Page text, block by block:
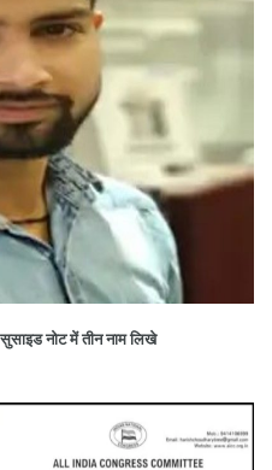
नोट में तीन नाम लिखे